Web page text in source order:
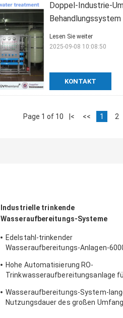
Doppel-Industrie-
KONTAKT
Lesen Sie weiter
2025-09-08 10:08:50
Page 1 of 10 |< << 1 2
Industrielle trinkende
Wasseraufbereitungs-Systeme
Edelstahl-trinkender
Wasseraufbereitungs-Anlagen-
Hohe Automatisierung RO-
Trinkwasseraufbereitungsanlage
Wasseraufbereitungs-System-
Nutzungsdauer des großen